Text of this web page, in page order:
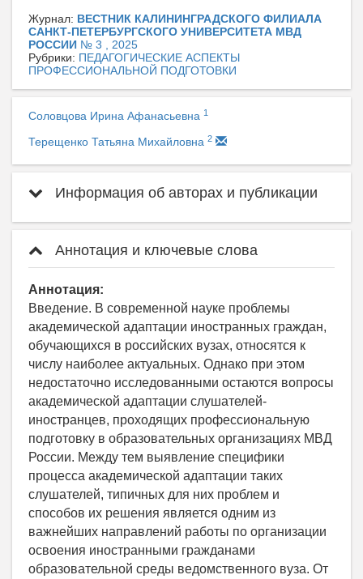
Журнал: ВЕСТНИК КАЛИНИНГРАДСКОГО ФИЛИАЛА
САНКТ-ПЕТЕРБУРГСКОГО УНИВЕРСИТЕТА МВД
РОССИИ № 3 , 2025
Рубрики: ПЕДАГОГИЧЕСКИЕ АСПЕКТЫ
ПРОФЕССИОНАЛЬНОЙ ПОДГОТОВКИ
Соловцова Ирина Афанасьевна 1
Терещенко Татьяна Михайловна 2
Информация об авторах и публикации
Аннотация и ключевые слова
Аннотация:
Введение. В современной науке проблемы
академической адаптации иностранных граждан,
обучающихся в российских вузах, относятся к
числу наиболее актуальных. Однако при этом
недостаточно исследованными остаются вопросы
академической адаптации слушателей-
иностранцев, проходящих профессиональную
подготовку в образовательных организациях МВД
России. Между тем выявление специфики
процесса академической адаптации таких
слушателей, типичных для них проблем и
способов их решения является одним из
важнейших направлений работы по организации
освоения иностранными гражданами
образовательной среды ведомственного вуза. От